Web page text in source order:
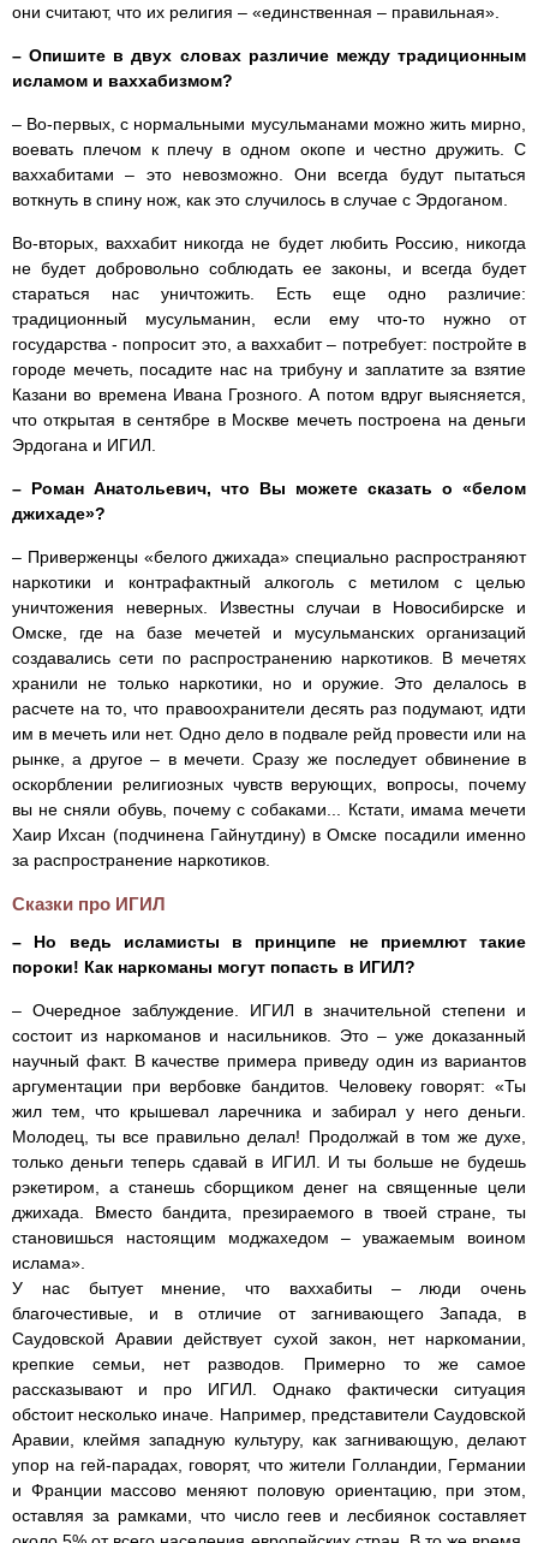
они считают, что их религия – «единственная – правильная».
– Опишите в двух словах различие между традиционным
исламом и ваххабизмом?
– Во-первых, с нормальными мусульманами можно жить мирно,
воевать плечом к плечу в одном окопе и честно дружить. С
ваххабитами – это невозможно. Они всегда будут пытаться
воткнуть в спину нож, как это случилось в случае с Эрдоганом.
Во-вторых, ваххабит никогда не будет любить Россию, никогда
не будет добровольно соблюдать ее законы, и всегда будет
стараться нас уничтожить. Есть еще одно различие:
традиционный мусульманин, если ему что-то нужно от
государства - попросит это, а ваххабит – потребует: постройте в
городе мечеть, посадите нас на трибуну и заплатите за взятие
Казани во времена Ивана Грозного. А потом вдруг выясняется,
что открытая в сентябре в Москве мечеть построена на деньги
Эрдогана и ИГИЛ.
– Роман Анатольевич, что Вы можете сказать о «белом
джихаде»?
– Приверженцы «белого джихада» специально распространяют
наркотики и контрафактный алкоголь с метилом с целью
уничтожения неверных. Известны случаи в Новосибирске и
Омске, где на базе мечетей и мусульманских организаций
создавались сети по распространению наркотиков. В мечетях
хранили не только наркотики, но и оружие. Это делалось в
расчете на то, что правоохранители десять раз подумают, идти
им в мечеть или нет. Одно дело в подвале рейд провести или на
рынке, а другое – в мечети. Сразу же последует обвинение в
оскорблении религиозных чувств верующих, вопросы, почему
вы не сняли обувь, почему с собаками... Кстати, имама мечети
Хаир Ихсан (подчинена Гайнутдину) в Омске посадили именно
за распространение наркотиков.
Сказки про ИГИЛ
– Но ведь исламисты в принципе не приемлют такие
пороки! Как наркоманы могут попасть в ИГИЛ?
– Очередное заблуждение. ИГИЛ в значительной степени и
состоит из наркоманов и насильников. Это – уже доказанный
научный факт. В качестве примера приведу один из вариантов
аргументации при вербовке бандитов. Человеку говорят: «Ты
жил тем, что крышевал ларечника и забирал у него деньги.
Молодец, ты все правильно делал! Продолжай в том же духе,
только деньги теперь сдавай в ИГИЛ. И ты больше не будешь
рэкетиром, а станешь сборщиком денег на священные цели
джихада. Вместо бандита, презираемого в твоей стране, ты
становишься настоящим моджахедом – уважаемым воином
ислама».
У нас бытует мнение, что ваххабиты – люди очень
благочестивые, и в отличие от загнивающего Запада, в
Саудовской Аравии действует сухой закон, нет наркомании,
крепкие семьи, нет разводов. Примерно то же самое
рассказывают и про ИГИЛ. Однако фактически ситуация
обстоит несколько иначе. Например, представители Саудовской
Аравии, клеймя западную культуру, как загнивающую, делают
упор на гей-парадах, говорят, что жители Голландии, Германии
и Франции массово меняют половую ориентацию, при этом,
оставляя за рамками, что число геев и лесбиянок составляет